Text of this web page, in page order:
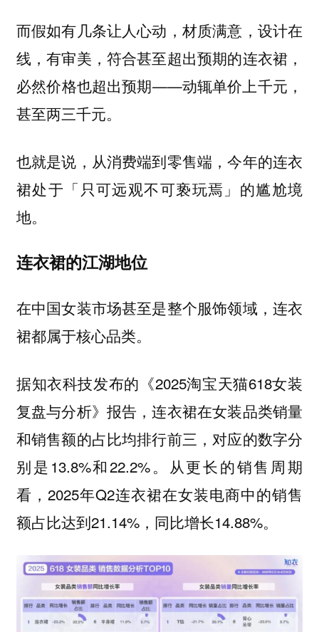
而假如有几条让人心动，材质满意，设计在
线，有审美，符合甚至超出预期的连衣裙，
必然价格也超出预期——动辄单价上千元，
甚至两三千元。
也就是说，从消费端到零售端，今年的连衣
裙处于「只可远观不可亵玩焉」的尴尬境
地。
连衣裙的江湖地位
在中国女装市场甚至是整个服饰领域，连衣
裙都属于核心品类。
据知衣科技发布的《2025淘宝天猫618女装
复盘与分析》报告，连衣裙在女装品类销量
和销售额的占比均排行前三，对应的数字分
别是13.8%和22.2%。从更长的销售周期
看，2025年Q2连衣裙在女装电商中的销售
额占比达到21.14%，同比增长14.88%。